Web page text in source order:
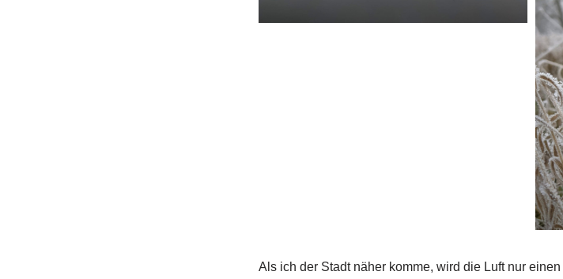
Als ich der Stadt näher komme, wird die Luft nur